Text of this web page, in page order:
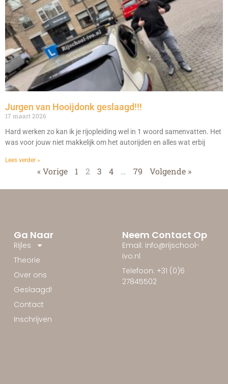
Jurgen van Hooijdonk geslaagd!!!
17 maart 2026
Hard werken zo kan ik je rijopleiding wel in 1 woord samenvatten. Het
was voor jouw niet makkelijk om het autorijden en alles wat erbij
Lees verder »
« Vorige 1 2 3 4 … 79 Volgende »
Ga Naar
Rijles
Theorie
Over ons
Geslaagd!
Contact
Inschrijven
Neem Contact Op
Email: info@rijschool-
ivo.nl
Telefoon: +31 (0)6
27845502